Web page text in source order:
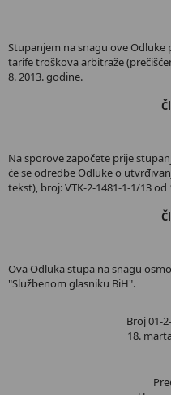
Stupanjem na snagu ove
tarife troškova arbitraže
8. 2013. godine.
Na sporove započete prije
će se odredbe Odluke o
tekst), broj: VTK-2-1481-1-1/13 od
Ova Odluka stupa na snagu
"Službenom glasniku BiH".
Broj 01-
18.